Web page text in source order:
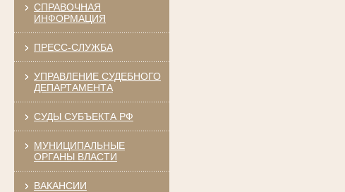
СПРАВОЧНАЯ
ИНФОРМАЦИЯ
ПРЕСС-СЛУЖБА
УПРАВЛЕНИЕ СУДЕБНОГО
ДЕПАРТАМЕНТА
СУДЫ СУБЪЕКТА РФ
МУНИЦИПАЛЬНЫЕ
ОРГАНЫ ВЛАСТИ
ВАКАНСИИ